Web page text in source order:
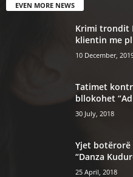
EVEN MORE NEWS
Krimi trondit
klientin me
10 December,
Tatimet
bllokohet
30 July, 2018
Yjet botërorë
“Danza
25 April, 2018